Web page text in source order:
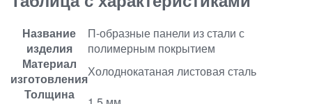
Название
изделия
П-образные панели из стали с
полимерным покрытием
Материал
изготовленияХолоднокатаная листовая сталь
Толщина